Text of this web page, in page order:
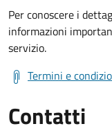
Per conoscere i
informazioni
servizio.
Termini e
Contatti